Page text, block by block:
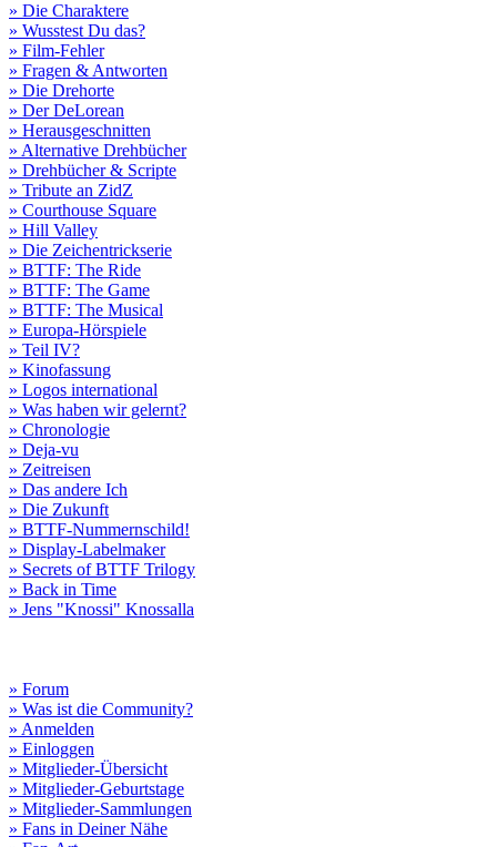
» Die Charaktere
» Wusstest Du das?
» Film-Fehler
» Fragen & Antworten
» Die Drehorte
» Der DeLorean
» Herausgeschnitten
» Alternative Drehbücher
» Drehbücher & Scripte
» Tribute an ZidZ
» Courthouse Square
» Hill Valley
» Die Zeichentrickserie
» BTTF: The Ride
» BTTF: The Game
» BTTF: The Musical
» Europa-Hörspiele
» Teil IV?
» Kinofassung
» Logos international
» Was haben wir gelernt?
» Chronologie
» Deja-vu
» Zeitreisen
» Das andere Ich
» Die Zukunft
» BTTF-Nummernschild!
» Display-Labelmaker
» Secrets of BTTF Trilogy
» Back in Time
» Jens "Knossi" Knossalla
» Forum
» Was ist die Community?
» Anmelden
» Einloggen
» Mitglieder-Übersicht
» Mitglieder-Geburtstage
» Mitglieder-Sammlungen
» Fans in Deiner Nähe